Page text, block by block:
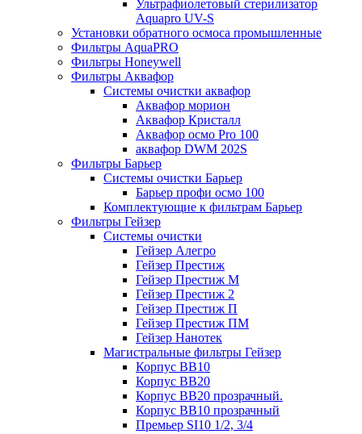
Ультрафиолетовый стерилизатор
Aquapro UV-S
Установки обратного осмоса промышленные
Фильтры AquaPRO
Фильтры Honeywell
Фильтры Аквафор
Системы очистки аквафор
Аквафор морион
Аквафор Кристалл
Аквафор осмо Pro 100
аквафор DWM 202S
Фильтры Барьер
Системы очистки Барьер
Барьер профи осмо 100
Комплектующие к фильтрам Барьер
Фильтры Гейзер
Системы очистки
Гейзер Алегро
Гейзер Престиж
Гейзер Престиж М
Гейзер Престиж 2
Гейзер Престиж П
Гейзер Престиж ПМ
Гейзер Нанотек
Магистральные фильтры Гейзер
Корпус ВВ10
Корпус ВВ20
Корпус ВВ20 прозрачный.
Корпус ВВ10 прозрачный
Премьер SI10 1/2, 3/4